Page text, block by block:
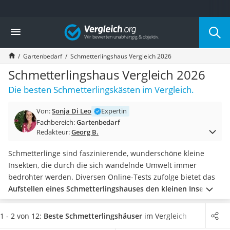
Die beliebtesten Vergleiche nach Kategorie
Baumarkt
Tresor feuerfest
Makita-Akku-Rasenmäher
Kappsäge
Smartes Türschloss
Akku-Rasentrimmer
Split-Klimaanlage 2 Innengeräte
Pelletofen
Tiefbrunnenpumpe
Fliesenschneider
Hochdruckreiniger
Doppelschleifer
Überwachungskamera
Benzinrasenmäher mit Elektrostart
Vergleich
Gartenbedarf Schmetterlingshaus Vergleich 2026
Schmetterlingshaus Vergleich 2026
Die besten Schmetterlingskästen im Vergleich.
Von:Sonja Di Leo
Expertin
Fachbereich:Gartenbedarf
Redakteur:Georg B.
Schmetterlinge sind faszinierende, wunderschöne kleine
Insekten, die durch die sich wandelnde Umwelt immer
bedrohter werden. Diversen Online-Tests zufolge bietet das
Aufstellen eines Schmetterlingshauses den kleinen Insekten
Zuflucht und Schutz. Das Haus können Sie mit etwas
Holzwolle , Rindenmulch und Stöcken ausstatten, damit sich
1 - 2 von 12: Beste Schmetterlingshäuser im Vergleich